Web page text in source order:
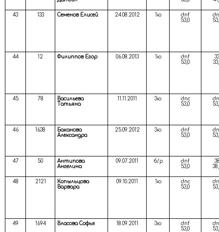
43 133 Семенов Елисей 24.08.2012 1ю
dnf
53,0
44 12 Филиппов Егор 06.08.2013 1ю
dnf
53,0
33
45 78
Васильева
Татьяна
11.11.2011 3ю
dnc
53,0
46 1638
Баканова
Александра
25.09.2012 3ю
dnf
53,0
47 50
Антипова
Ангелина
09.07.2011 б/р
dnf
53,0
48 2121
Копыльцова
Варвара
09.10.2011 1ю
dnc
53,0
49 1694 Власова Софья 18.09.2011 3ю
dnf
53,0